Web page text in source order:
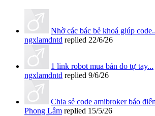
Nhờ các bác bẻ khoá giúp
ngxlamdntd replied 22/6/26
1 link robot mua bán do tự tay...
ngxlamdntd replied 9/6/26
Chia sẻ code amibroker báo
Phong Lâm replied 15/5/26